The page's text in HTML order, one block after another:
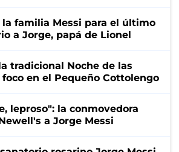
la familia Messi para el último
a Jorge, papá de Lionel
tradicional Noche de las
en el Pequeño Cottolengo
leproso": la conmovedora
a Jorge Messi